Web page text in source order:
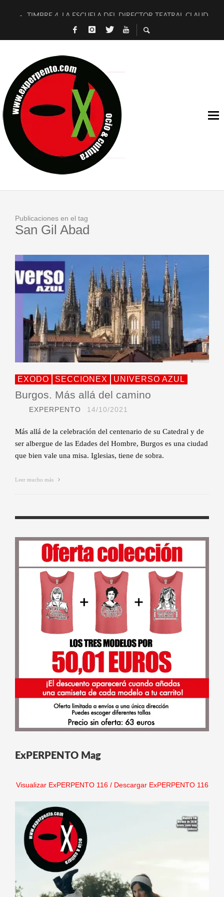
TIMBRE 4, LA ESCUELA DEL DIRECTOR TEATRAL CLAUDIO
30 AÑOS (NO ES NADA) DE LA KATARSIS DEL TOMATAZO
D’BALDOMEROS REINVENTAN [BITÁCORA 3.0] EN EXVITA
MARSHALL FLASH PRESENTA EN EXVITA [RELATIVA
JOFRE BARDAGÍ EN EXVITA INTERPRETANDO A SERRAT
YORCH PRESENTA [CURSO DE ARMONÍA PERSECUTORIA]
MAGALÍ SARE NOS EXPLICA [DESCASADA]
«NO TENGO PUTOS SUEÑOS»
Publicaciones en el tag
San Gil Abad
EXODO SECCIONEX UNIVERSO AZUL
Burgos. Más allá del camino
EXPERPENTO 14/10/2021
Más allá de la celebración del centenario de su Catedral y de
ser albergue de las Edades del Hombre, Burgos es una ciudad
que bien vale una misa. Iglesias, tiene de sobra.
Leer mucho más
ExPERPENTO Mag
Visualizar ExPERPENTO 116/ Descargar ExPERPENTO 116